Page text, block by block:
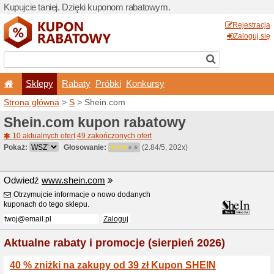
Kupujcie taniej. Dzięki
Sklepy Rabaty
Strona główna>S>